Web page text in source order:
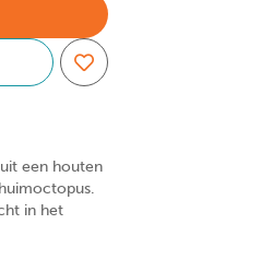
een houten
in het